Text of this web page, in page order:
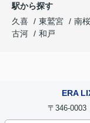
駅から探す
久喜
東鷲宮 南
古河
和戸
ERA
〒346-0003